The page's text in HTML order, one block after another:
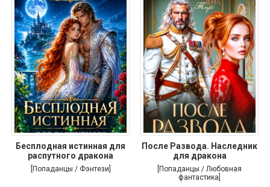
Бесплодная истинная для
распутного дракона
[Попаданцы / Фэнтези]
После Развода. Наследник
для дракона
[Попаданцы / Любовная
фантастика]